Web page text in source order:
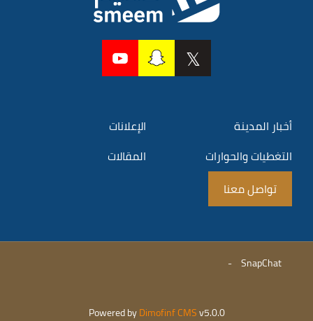
أخبار المدينة
الإعلانات
التغطيات والحوارات
المقالات
تواصل معنا
SnapChat
-
Powered byDimofinf CMSv5.0.0